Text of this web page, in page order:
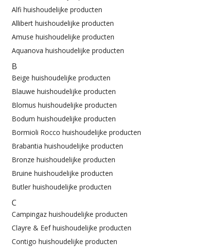
Alfi huishoudelijke producten
Allibert huishoudelijke producten
Amuse huishoudelijke producten
Aquanova huishoudelijke producten
B
Beige huishoudelijke producten
Blauwe huishoudelijke producten
Blomus huishoudelijke producten
Bodum huishoudelijke producten
Bormioli Rocco huishoudelijke producten
Brabantia huishoudelijke producten
Bronze huishoudelijke producten
Bruine huishoudelijke producten
Butler huishoudelijke producten
C
Campingaz huishoudelijke producten
Clayre & Eef huishoudelijke producten
Contigo huishoudelijke producten